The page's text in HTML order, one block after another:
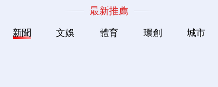
最新推薦
新聞 文娛 體育 環創 城市